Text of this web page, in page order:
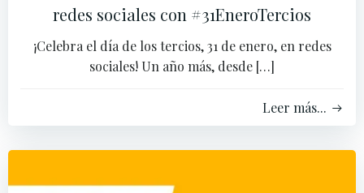
redes sociales con #31EneroTercios
¡Celebra el día de los tercios, 31 de enero, en redes
sociales! Un año más, desde […]
Leer más...